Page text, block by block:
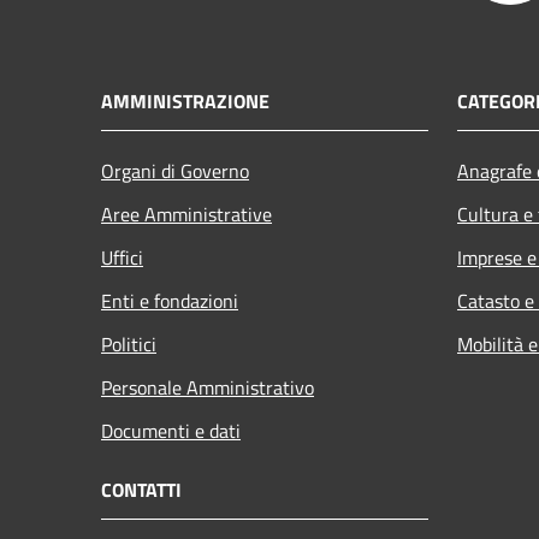
AMMINISTRAZIONE
Organi di Governo
Aree Amministrative
Uffici
Enti e fondazioni
Politici
Personale Amministrativo
Documenti e dati
Cultura
Imprese
Catasto
Mobilità
CONTATTI